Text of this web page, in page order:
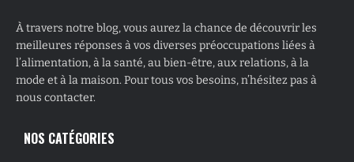
À travers notre blog, vous aurez la chance de découvrir les
meilleures réponses à vos diverses préoccupations liées à
l’alimentation, à la santé, au bien-être, aux relations, à la
mode et à la maison. Pour tous vos besoins, n’hésitez pas à
nous contacter.
NOS CATÉGORIES